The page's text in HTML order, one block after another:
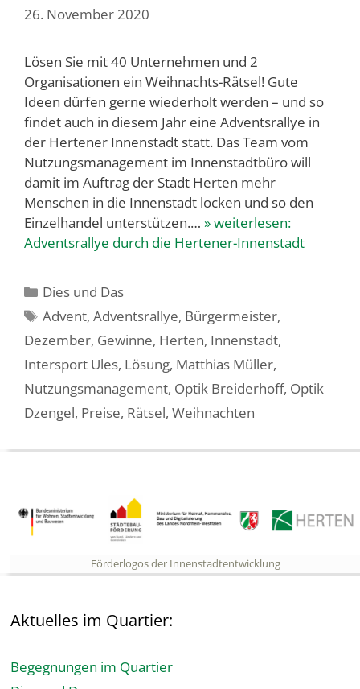
26. November 2020
Lösen Sie mit 40 Unternehmen und 2
Organisationen ein Weihnachts-Rätsel! Gute
Ideen dürfen gerne wiederholt werden – und so
findet auch in diesem Jahr eine Adventsrallye in
der Hertener Innenstadt statt. Das Team vom
Nutzungsmanagement im Innenstadtbüro will
damit im Auftrag der Stadt Herten mehr
Menschen in die Innenstadt locken und so den
Einzelhandel unterstützen.… » weiterlesen:
Adventsrallye durch die Hertener-Innenstadt
Kategorien
Dies und Das
Schlagwörter
Advent,Adventsrallye, Bürgermeister,
Dezember, Gewinne, Herten, Innenstadt,
Intersport Ules, Lösung, Matthias Müller,
Nutzungsmanagement, Optik Breiderhoff, Optik
Dzengel, Preise, Rätsel, Weihnachten
Förderlogos der Innenstadtentwicklung
Aktuelles im Quartier:
Begegnungen im Quartier